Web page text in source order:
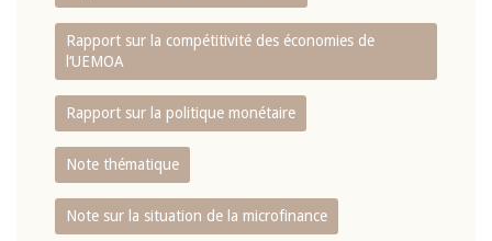
Rapport sur la compétitivité des économies de
l‘UEMOA
Rapport sur la politique monétaire
Note thématique
Note sur la situation de la microfinance